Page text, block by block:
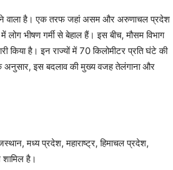
वाला है। एक तरफ जहां असम और अरुणाचल प्रदेश
लोग भीषण गर्मी से बेहाल हैं। इस बीच, मौसम विभाग
किया है। इन राज्यों में 70 किलोमीटर प्रति घंटे की
अनुसार, इस बदलाव की मुख्य वजह तेलंगाना और
मध्य प्रदेश, महाराष्ट्र, हिमाचल प्रदेश,
है।